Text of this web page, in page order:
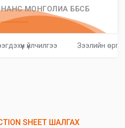
МОНГОЛИА ББСБ
үйлчилгээ Зээлийн
SHEET ШАЛГАХ